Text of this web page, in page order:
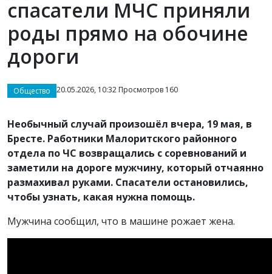
спасатели МЧС приняли
роды прямо на обочине
дороги
Общество 20.05.2026, 10:32 Просмотров 160
Необычный случай произошёл вчера, 19 мая, в
Бресте. Работники Малоритского районного
отдела по ЧС возвращались с соревнований и
заметили на дороге мужчину, который отчаянно
размахивал руками. Спасатели остановились,
чтобы узнать, какая нужна помощь.
Мужчина сообщил, что в машине рожает жена.